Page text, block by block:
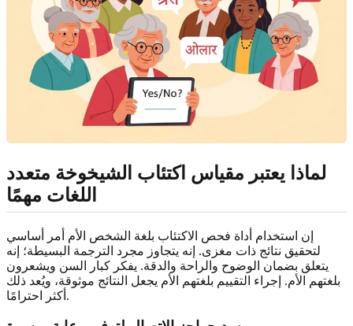
لماذا يعتبر مقياس اكتئاب الشيخوخة متعدد
اللغات مهمًا
إن استخدام أداة فحص الاكتئاب بلغة الشخص الأم أمر أساسي
لتحقيق نتائج ذات مغزى. إنه يتجاوز مجرد الترجمة البسيطة؛ إنه
يتعلق بضمان الوضوح والراحة والدقة. يفكر كبار السن ويشعرون
بلغتهم الأم. إجراء التقييم بلغتهم الأم يجعل النتائج موثوقة، ويُعد ذلك
أكثر احترامًا.